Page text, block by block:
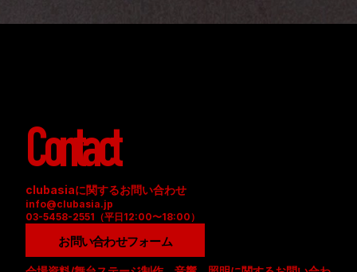
Contact
clubasiaに関するお問い合わせ
info@clubasia.jp
03-5458-2551（平日12:00〜18:00）
お問い合わせフォーム